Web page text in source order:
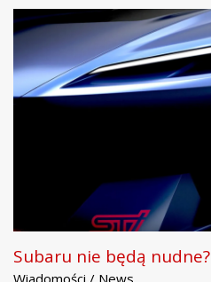
Subaru nie będą nudne?
Wiadomości / News